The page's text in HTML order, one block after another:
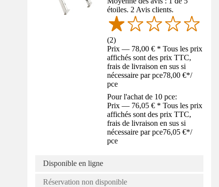
étoiles. 2 Avis clients.
(2)
Prix — 78,00 € * Tous les prix
affichés sont des prix TTC,
frais de livraison en sus si
nécessaire par pce78,00 €*/
pce
Pour l'achat de 10 pce:
Prix — 76,05 € * Tous les prix
affichés sont des prix TTC,
frais de livraison en sus si
nécessaire par pce76,05 €*/
pce
Disponible en ligne
Réservation non disponible